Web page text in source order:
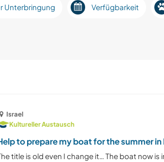
Unterbringung Verfügbarkeit
Israel
Kultureller Austausch
to prepare my boat for the summer in
title is old even I change it… The boat now is